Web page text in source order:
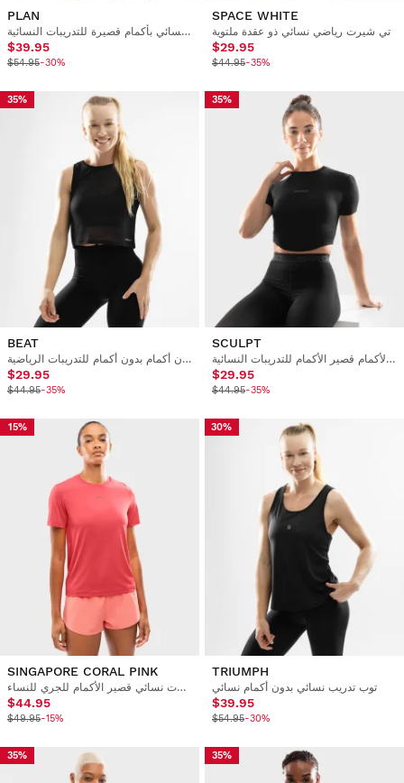
PLAN
تي شيرت نسائي بأكمام قصيرة للتدريبات النسائية
$39.95
$54.95-30%
SPACE WHITE
تي شيرت رياضي نسائي ذو عقدة ملتوية
$29.95
$44.95-35%
35%
BEAT
قميص نسائي قصير بدون أكمام بدون أكمام للتدريبات الرياضية
$29.95
$44.95-35%
35%
SCULPT
قميص قصير الأكمام قصير الأكمام للتدريبات النسائية
$29.95
$44.95-35%
15%
SINGAPORE CORAL PINK
تي شيرت نسائي قصير الأكمام للجري للنساء
$44.95
$49.95-15%
30%
TRIUMPH
توب تدريب نسائي بدون أكمام نسائي
$39.95
$54.95-30%
35% 35%